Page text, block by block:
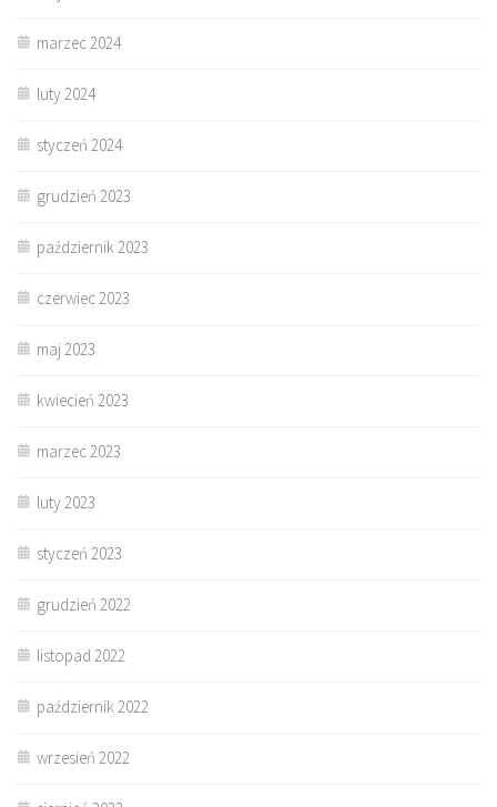
marzec 2024
luty 2024
styczeń 2024
grudzień 2023
październik 2023
czerwiec 2023
maj 2023
kwiecień 2023
marzec 2023
luty 2023
styczeń 2023
grudzień 2022
listopad 2022
październik 2022
wrzesień 2022